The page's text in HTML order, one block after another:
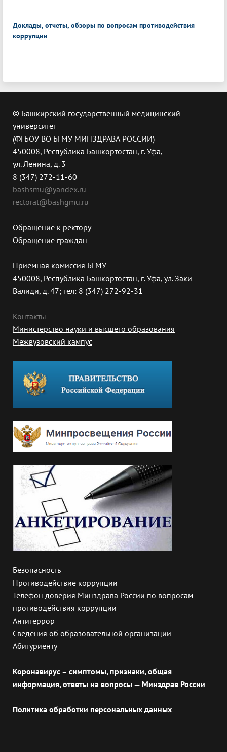
Доклады, отчеты, обзоры по вопросам противодействия
коррупции
© Башкирский государственный медицинский
университет
(ФГБОУ ВО БГМУ МИНЗДРАВА РОССИИ)
450008, Республика Башкортостан, г. Уфа,
ул. Ленина, д. 3
8 (347) 272-11-60
bashsmu@yandex.ru
rectorat@bashgmu.ru
Обращение к ректору
Обращение граждан
Приёмная комиссия БГМУ
450008, Республика Башкортостан, г. Уфа, ул. Заки
Валиди, д. 47; тел: 8 (347) 272-92-31
Контакты
Министерство науки и высшего образования
Межвузовский кампус
Безопасность
Противодействие коррупции
Телефон доверия Минздрава России по вопросам
противодействия коррупции
Антитеррор
Сведения об образовательной организации
Абитуриенту
Коронавирус – симптомы, признаки, общая
информация, ответы на вопросы — Минздрав России
Политика обработки персональных данных